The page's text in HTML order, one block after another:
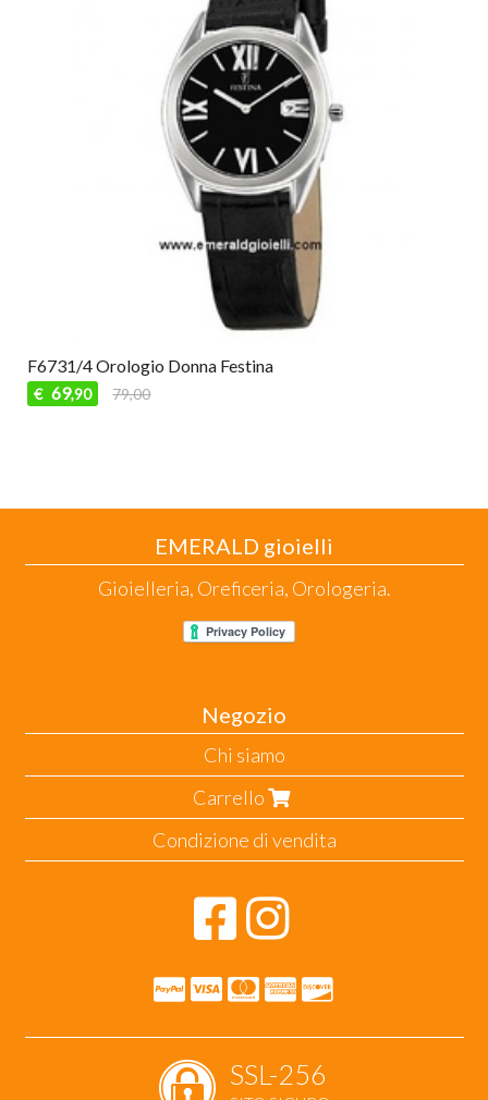
F6731/4 Orologio Donna Festina
€ 69,90 79,00
EMERALD gioielli
Gioielleria, Oreficeria, Orologeria.
Negozio
Chi siamo
Carrello
Condizione di vendita
SSL-256